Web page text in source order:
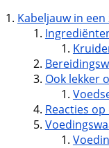
Kabeljauw in
Ook lekker
Reacties